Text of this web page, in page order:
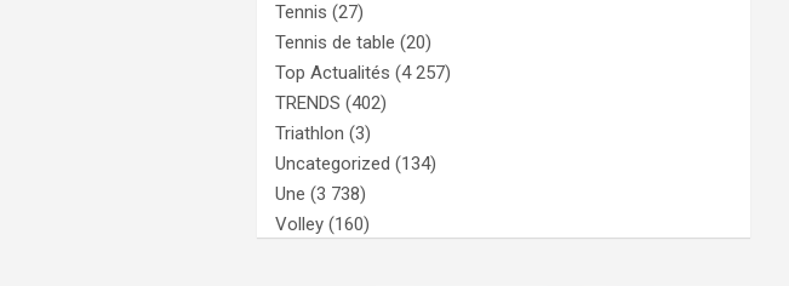
Tennis (27)
Tennis de table (20)
Top Actualités (4 257)
TRENDS (402)
Triathlon (3)
Uncategorized (134)
Une (3 738)
Volley (160)